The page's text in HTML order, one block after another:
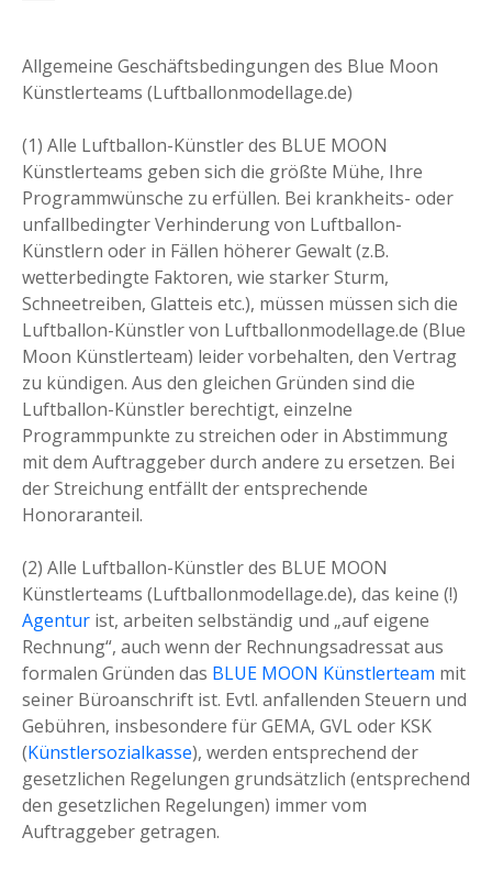
Allgemeine Geschäftsbedingungen des Blue Moon
Künstlerteams (Luftballonmodellage.de)
(1) Alle Luftballon-Künstler des BLUE MOON
Künstlerteams geben sich die größte Mühe, Ihre
Programmwünsche zu erfüllen. Bei krankheits- oder
unfallbedingter Verhinderung von Luftballon-
Künstlern oder in Fällen höherer Gewalt (z.B.
wetterbedingte Faktoren, wie starker Sturm,
Schneetreiben, Glatteis etc.), müssen müssen sich die
Luftballon-Künstler von Luftballonmodellage.de (Blue
Moon Künstlerteam) leider vorbehalten, den Vertrag
zu kündigen. Aus den gleichen Gründen sind die
Luftballon-Künstler berechtigt, einzelne
Programmpunkte zu streichen oder in Abstimmung
mit dem Auftraggeber durch andere zu ersetzen. Bei
der Streichung entfällt der entsprechende
Honoraranteil.
(2) Alle Luftballon-Künstler des BLUE MOON
Künstlerteams (Luftballonmodellage.de), das keine (!)
Agentur ist, arbeiten selbständig und „auf eigene
Rechnung“, auch wenn der Rechnungsadressat aus
formalen Gründen das BLUE MOON Künstlerteam mit
seiner Büroanschrift ist. Evtl. anfallenden Steuern und
Gebühren, insbesondere für GEMA, GVL oder KSK
(Künstlersozialkasse), werden entsprechend der
gesetzlichen Regelungen grundsätzlich (entsprechend
den gesetzlichen Regelungen) immer vom
Auftraggeber getragen.